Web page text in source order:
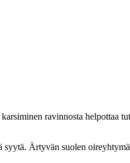
ravinnosta helpottaa
syytä. Ärtyvän suolen